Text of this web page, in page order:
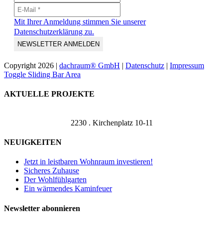
Mit Ihrer Anmeldung stimmen Sie unserer
Datenschutzerklärung zu.
Copyright 2026 | dachraum® GmbH | Datenschutz | Impressum
Toggle Sliding Bar Area
AKTUELLE PROJEKTE
2230 . Kirchenplatz 10-11
NEUIGKEITEN
Jetzt in leistbaren Wohnraum investieren!
Sicheres Zuhause
Der Wohlfühlgarten
Ein wärmendes Kaminfeuer
Newsletter abonnieren